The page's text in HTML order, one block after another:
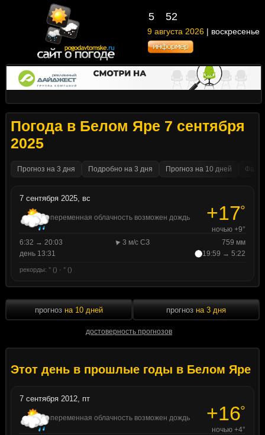
5 52
9 августа 2026 | воскресенье
Погода в Белом Яре 7 сентября
2025
Прогноз на 3 дня Подробно на 3 дня Прогноз на 10 дней
7 сентября 2025, вс
переменная облачность возможен дождь +17°
ночью +9°
6:32 → 20:03
3 м/с СЗ
759 мм
день 13:31
19:59 → 5:22
рекорды: ° () · ° ()
прогноз на 10 дней
достоверность прогнозов
прогноз на 3 дня
Этот день в прошлые годы в Белом Яре
7 сентября 2012, пт
переменная облачность возможен дождь +16°
ночью +4°